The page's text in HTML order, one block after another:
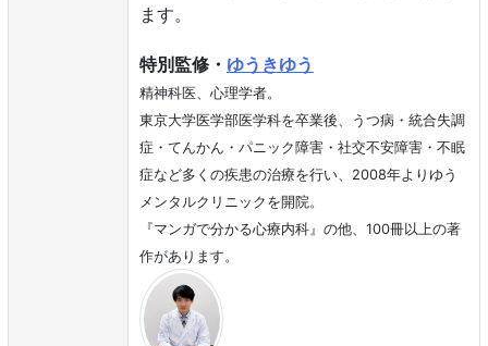
ます。
特別監修・ ゆうきゆう
精神科医、心理学者。
東京大学医学部医学科を卒業後、うつ病・統合失調
症・てんかん・パニック障害・社交不安障害・不眠
症など多くの疾患の治療を行い、2008年よりゆう
メンタルクリニックを開院。
『マンガで分かる心療内科』の他、100冊以上の著
作があります。